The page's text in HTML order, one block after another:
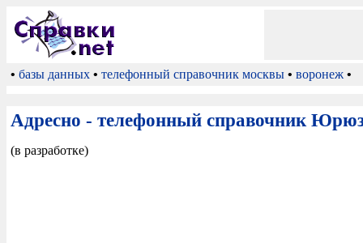
• базы данных • телефонный справочник москвы • воронеж •
Адресно - телефонный справочник
(в разработке)